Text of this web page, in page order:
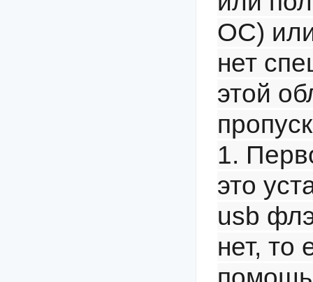
ОС)
нет
этой
1.
это
usb
нет, то